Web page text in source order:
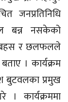
जनप्रतिनिधि
बन्न नसकेको
बहस र छलफलले
। कार्यक्रम
बुटवलका प्रमुख
। कार्यक्रममा